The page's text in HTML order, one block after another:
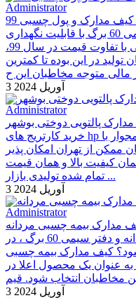
Administrator
مدارک و پول چسبی 99
قیمت کیف مدارک چسبی و دفتر سیمی 60 برگ با قابلیت نگهداری
پول و مدارک بیمه نامه و شخصی با تفاوت قیمت در سال 99،
در این بوده تا کمترین
3 آوریل 2024
Administrator
پالتویی دوختی بوشهر
خرید کارتریج های hp در شهر بوشهر و کلیه استانهای همجوار با
ممکن از تهران امکان پذیر
کیفیت بالا و همان قیمت
تمام شده تولیدی بازار ...
3 آوریل 2024
Administrator
مدارک بیمه چسبی مردانه
قیمت کیف مدارک بیمه چسبی مردانه و دفتر سیمی 60 برگ ، در
کیف مدارک بیمه چسبی
به عنوان یک محصول اعلا در
3 آوریل 2024